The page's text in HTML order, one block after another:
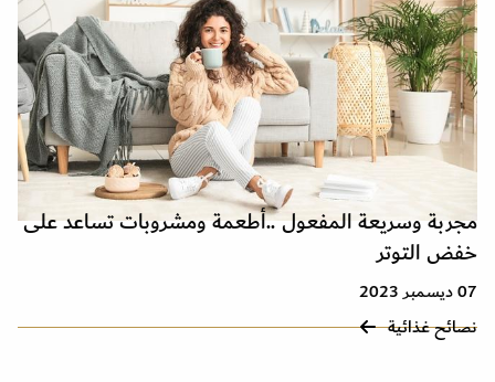
مجربة وسريعة المفعول ..أطعمة ومشروبات تساعد على
خفض التوتر
07 ديسمبر 2023
نصائح غذائية